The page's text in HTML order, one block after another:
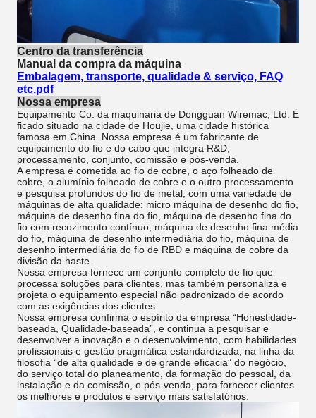
Centro da transferência
Manual da compra da máquina
Embalagem, transporte, qualidade & serviço, FAQ
etc.pdf
Nossa empresa
Equipamento Co. da maquinaria de Dongguan Wiremac, Ltd. É
ficado situado na cidade de Houjie, uma cidade histórica
famosa em China. Nossa empresa é um fabricante de
equipamento do fio e do cabo que integra R&D,
processamento, conjunto, comissão e pós-venda.
A empresa é cometida ao fio de cobre, o aço folheado de
cobre, o alumínio folheado de cobre e o outro processamento
e pesquisa profundos do fio de metal, com uma variedade de
máquinas de alta qualidade: micro máquina de desenho do fio,
máquina de desenho fina do fio, máquina de desenho fina do
fio com recozimento contínuo, máquina de desenho fina média
do fio, máquina de desenho intermediária do fio, máquina de
desenho intermediária do fio de RBD e máquina de cobre da
divisão da haste.
Nossa empresa fornece um conjunto completo de fio que
processa soluções para clientes, mas também personaliza e
projeta o equipamento especial não padronizado de acordo
com as exigências dos clientes.
Nossa empresa confirma o espírito da empresa “Honestidade-
baseada, Qualidade-baseada”, e continua a pesquisar e
desenvolver a inovação e o desenvolvimento, com habilidades
profissionais e gestão pragmática estandardizada, na linha da
filosofia “de alta qualidade e de grande eficacia” do negócio,
do serviço total do planeamento, da formação do pessoal, da
instalação e da comissão, o pós-venda, para fornecer clientes
os melhores e produtos e serviço mais satisfatórios.